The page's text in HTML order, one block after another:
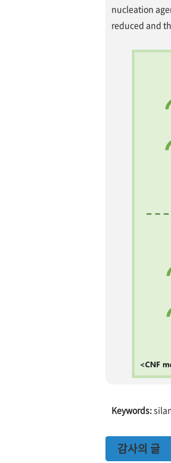
nucleation
reduced and
Keywords:
감사의 글